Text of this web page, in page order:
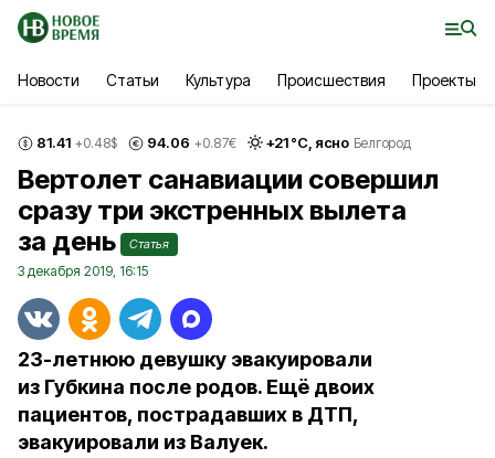
Новости Статьи Культура Происшествия Проекты
81.41 +0.48$ 94.06 +0.87€ +21°С, ясно Белгород
Вертолет санавиации совершил
сразу три экстренных вылета
за день
Статья
3 декабря 2019, 16:15
23-летнюю девушку эвакуировали
из Губкина после родов. Ещё двоих
пациентов, пострадавших в ДТП,
эвакуировали из Валуек.